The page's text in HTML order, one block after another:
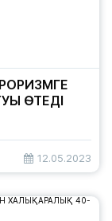
ӨТЕДІ
12.05.2023